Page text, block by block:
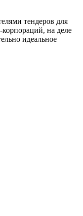
тендеров для
на деле
идеальное